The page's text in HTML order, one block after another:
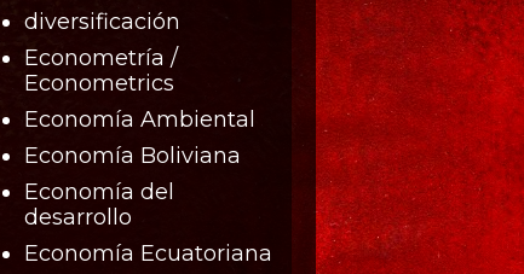
diversificación
Econometría /
Econometrics
Economía Ambiental
Economía Boliviana
Economía del
desarrollo
Economía Ecuatoriana